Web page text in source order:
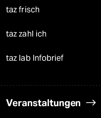
taz frisch
taz zahl ich
taz lab Infobrief
Veranstaltungen